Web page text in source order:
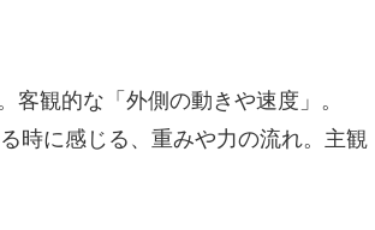
客観的な「外側の動きや速度」。
時に感じる、重みや力の流れ。主観